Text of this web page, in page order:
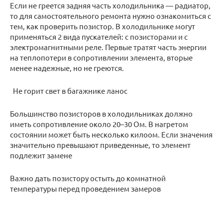
Если не греется задняя часть холодильника — радиатор,
то для самостоятельного ремонта нужно ознакомиться с
тем, как проверить позистор. В холодильнике могут
применяться 2 вида пускателей: с позисторами и с
электромагнитными реле. Первые тратят часть энергии
на теплопотери в сопротивлении элемента, вторые
менее надежные, но не греются.
Не горит свет в багажнике ланос
Большинство позисторов в холодильниках должно
иметь сопротивление около 20–30 Ом. В нагретом
состоянии может быть несколько килоом. Если значения
значительно превышают приведенные, то элемент
подлежит замене
Важно дать позистору остыть до комнатной
температуры перед проведением замеров